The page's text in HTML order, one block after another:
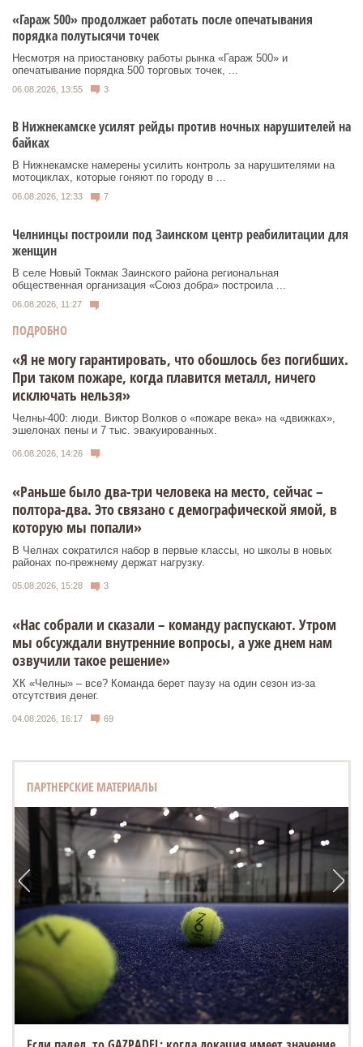
«Гараж 500» продолжает работать после опечатывания
порядка полутысячи точек
Несмотря на приостановку работы рынка «Гараж 500» и
опечатывание порядка 500 торговых точек, ...
06.08.2026, 13:55 3
В Нижнекамске усилят рейды против ночных нарушителей на
байках
В Нижнекамске намерены усилить контроль за нарушителями на
мотоциклах, которые гоняют по городу в ...
06.08.2026, 12:33 7
Челнинцы построили под Заинском центр реабилитации для
женщин
В селе Новый Токмак Заинского района региональная
общественная организация «Союз добра» построила ...
06.08.2026, 11:27
ПОДРОБНО
«Я не могу гарантировать, что обошлось без погибших.
При таком пожаре, когда плавится металл, ничего
исключать нельзя»
Челны-400: люди. Виктор Волков о «пожаре века» на «движках»,
эшелонах пены и 7 тыс. эвакуированных.
06.08.2026, 14:26
«Раньше было два-три человека на место, сейчас –
полтора-два. Это связано с демографической ямой, в
которую мы попали»
В Челнах сократился набор в первые классы, но школы в новых
районах по-прежнему держат нагрузку.
05.08.2026, 15:28 3
«Нас собрали и сказали – команду распускают. Утром
мы обсуждали внутренние вопросы, а уже днем нам
озвучили такое решение»
ХК «Челны» – все? Команда берет паузу на один сезон из-за
отсутствия денег.
04.08.2026, 16:17 69
ПАРТНЕРСКИЕ МАТЕРИАЛЫ